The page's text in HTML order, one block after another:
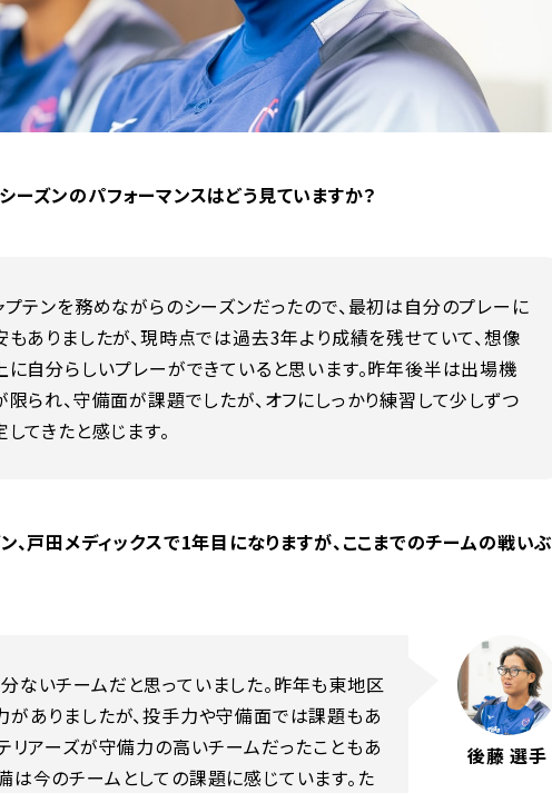
ーズンのパフォーマンスはどう見ていますか？
プテンを務めながらのシーズンだったので、最初は自分のプレーに
もありましたが、現時点では過去3年より成績を残せていて、想像
に自分らしいプレーができていると思います。昨年後半は出場機
限られ、守備面が課題でしたが、オフにしっかり練習して少しずつ
してきたと感じます。
戸田メディックスで1年目になりますが、ここまでのチームの戦いぶ
ないチームだと思っていました。昨年も東地区
がありましたが、投手力や守備面では課題もあ
テリアーズが守備力の高いチームだったこともあ
は今のチームとしての課題に感じています。た
後藤 選手